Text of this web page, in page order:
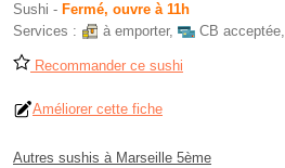
Sushi - Fermé, ouvre à 11h
Services :
à emporter, CB acceptée,
Recommander ce sushi
Améliorer cette fiche
Autres sushis à Marseille 5ème